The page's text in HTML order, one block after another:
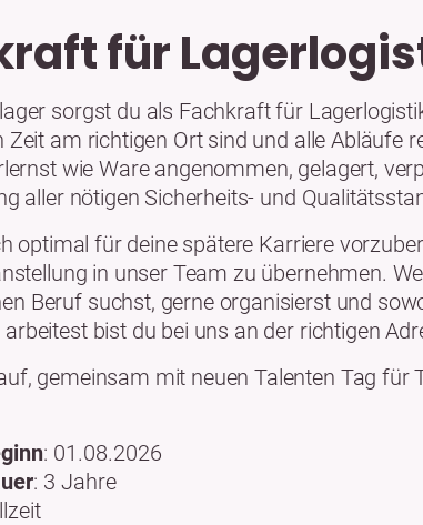
für
sorgst du als Fachkraft für
Zeit am richtigen Ort sind und alle Abläufe
wie Ware angenommen, gelagert,
aller nötigen Sicherheits- und
optimal für deine spätere Karriere
in unser Team zu übernehmen.
Beruf suchst, gerne organisierst und
bist du bei uns an der richtigen
gemeinsam mit neuen Talenten Tag für
: 01.08.2026
: 3 Jahre